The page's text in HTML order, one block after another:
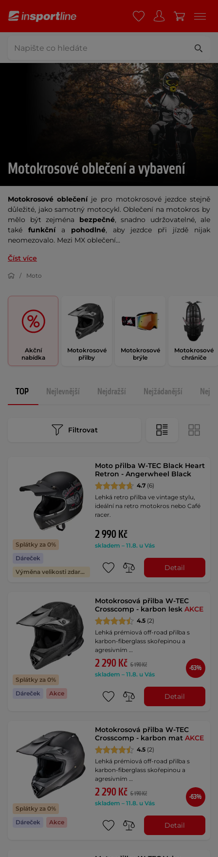
Motokrosové oblečení a vybavení
Motokrosové oblečeníje pro motokrosové jezdce stejně
důležité, jako samotný motocykl. Oblečení na motokros by
mělo být zejména bezpečné, snadno udržovatelné, ale
také funkčnía pohodlné, aby jezdce při jízdě nijak
neomezovalo. Mezi MX oblečení...
Číst více
Moto
Akční
nabídka
Motokrosové
přilby
Motokrosové
brýle
Motokrosové
chrániče
TOP Nejlevnější Nejdražší Nejžádanější
Filtrovat
Splátky za 0%
Dáreček
Výměna velikosti zdarma
Moto přilba W-TEC Black Heart
Retron - Angerwheel Black
4.7 (6)
Lehká retro přilba ve vintage stylu,
ideální na retro motokros nebo Café
racer.
2 990 Kč
skladem – 11.8. u Vás
Detail
Splátky za 0%
Dáreček
Akce
Motokrosová přilba W-TEC
Crosscomp - karbon leskAKCE
4.5 (2)
Lehká prémiová off-road přilba s
karbon-fiberglass skořepinou a
agresivním …
2 290 Kč 6 190 Kč
skladem – 11.8. u Vás
-63%
Detail
Splátky za 0%
Dáreček
Akce
Motokrosová přilba W-TEC
Crosscomp - karbon matAKCE
4.5 (2)
Lehká prémiová off-road přilba s
karbon-fiberglass skořepinou a
agresivním …
2 290 Kč 6 190 Kč
skladem – 11.8. u Vás
-63%
Detail